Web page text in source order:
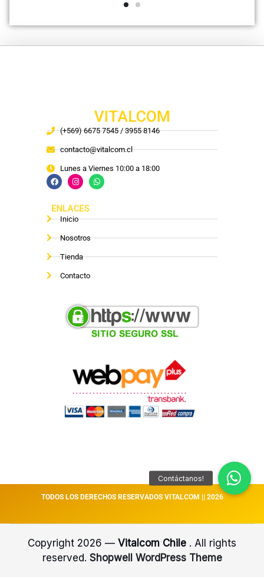
VITALCOM
(+569) 6675 7545 / 3955 8146
contacto@vitalcom.cl
Lunes a Viernes 10:00 a 18:00
ENLACES
Inicio
Nosotros
Tienda
Contacto
TODOS LOS DERECHOS RESERVADOS VITALCOM || 2026
Copyright 2026 — Vitalcom Chile . All rights
reserved. Shopwell WordPress Theme